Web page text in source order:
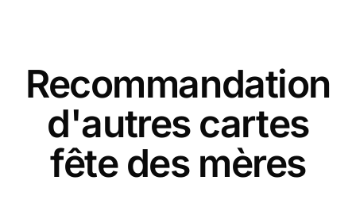
Recommandation
d'autres cartes
fête des mères